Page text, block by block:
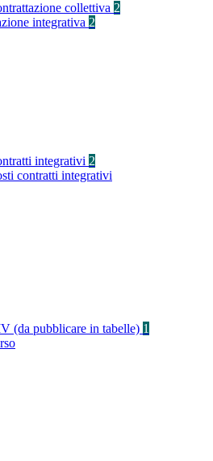
collettiva 2
integrativa 2
integrativi 2
contratti integrativi
(da pubblicare in tabelle) 1